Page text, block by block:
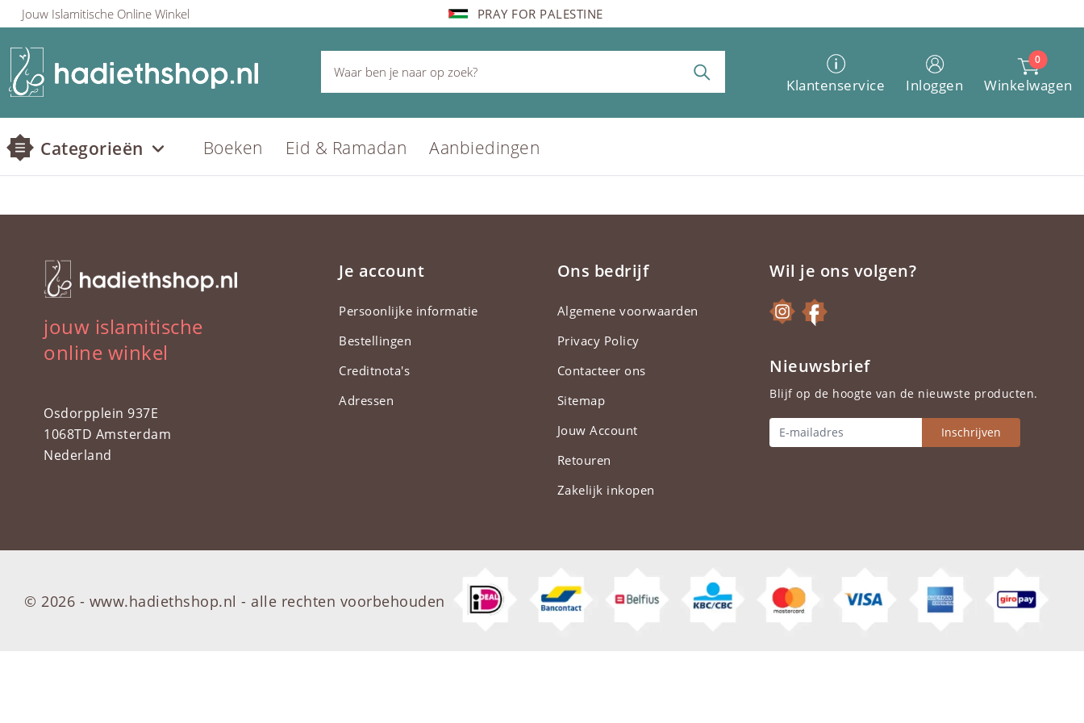
Jouw Islamitische Online Winkel PRAY FOR PALESTINE
Klantenservice Inloggen
0
Winkelwagen
Categorieën Boeken Eid & Ramadan Aanbiedingen
jouw islamitische
online winkel
Osdorpplein 937E
1068TD Amsterdam
Nederland
Je account
Persoonlijke informatie
Bestellingen
Creditnota's
Adressen
Ons bedrijf
Algemene voorwaarden
Privacy Policy
Contacteer ons
Sitemap
Jouw Account
Retouren
Zakelijk inkopen
Wil je ons volgen?
Nieuwsbrief
Blijf op de hoogte van de nieuwste producten.
Inschrijven
© 2026 - www.hadiethshop.nl - alle rechten voorbehouden